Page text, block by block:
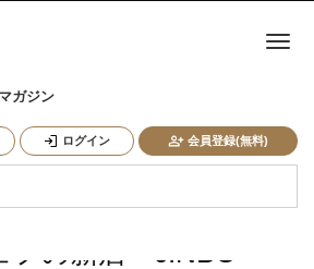
ガジン
ログイン 会員登録(無料)
ナ
フの新店「JINBO